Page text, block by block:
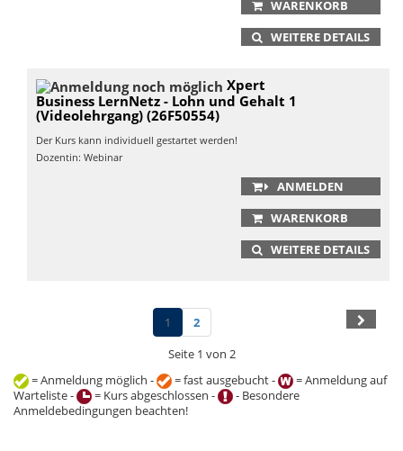
WARENKORB
WEITERE DETAILS
Xpert
Business LernNetz - Lohn und Gehalt 1
(Videolehrgang) (26F50554)
Der Kurs kann individuell gestartet werden!
Dozentin: Webinar
ANMELDEN
WARENKORB
WEITERE DETAILS
1
2
Seite 1 von 2
= Anmeldung möglich -
= fast ausgebucht -
= Anmeldung auf
Warteliste -
= Kurs abgeschlossen -
- Besondere
Anmeldebedingungen beachten!